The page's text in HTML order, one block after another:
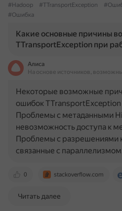
#Hadoop
#TTransportException
#Ошибка
Какие основные причины
TTransportException при
Алиса
На основе источников,
0 stackoverflow.com
Некоторые возможные
ошибок TTransportException
Проблемы с метаданными
невозможность доступа к
Проблемы с разрешениями
связанные с
Читать далее